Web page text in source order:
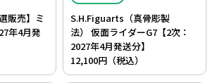
販売】ミ
年4月発
S.H.Figuarts（真骨彫製
法） 仮面ライダーG7【2次：
2027年4月発送分】
12,100円（税込）